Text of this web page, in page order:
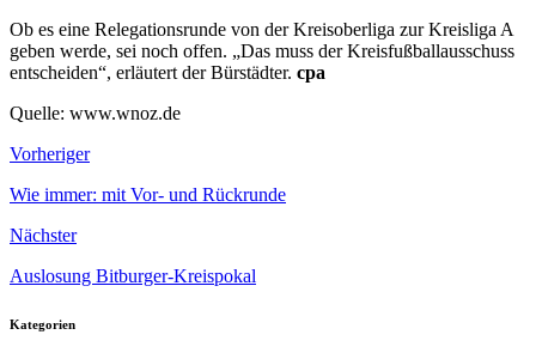
Ob es eine Relegationsrunde von der Kreisoberliga zur Kreisliga A
geben werde, sei noch offen. „Das muss der Kreisfußballausschuss
entscheiden“, erläutert der Bürstädter. cpa
Quelle: www.wnoz.de
Vorheriger
Wie immer: mit Vor- und Rückrunde
Nächster
Auslosung Bitburger-Kreispokal
Kategorien